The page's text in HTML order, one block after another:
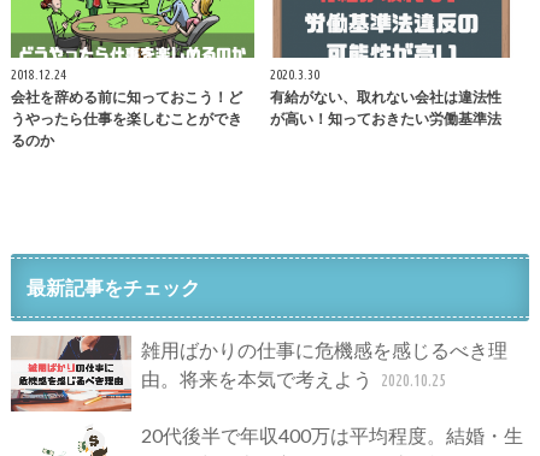
2018.12.24
会社を辞める前に知っておこう！ど
うやったら仕事を楽しむことができ
るのか
2020.3.30
有給がない、取れない会社は違法性
が高い！知っておきたい労働基準法
最新記事をチェック
雑用ばかりの仕事に危機感を感じるべき理
由。将来を本気で考えよう
2020.10.25
20代後半で年収400万は平均程度。結婚・生